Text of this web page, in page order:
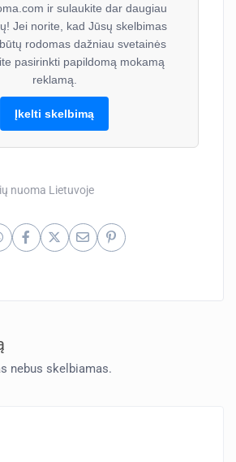
ir sulaukite dar daugiau
Jei norite, kad Jūsų skelbimas
rodomas dažniau svetainės
pasirinkti papildomą mokamą
reklamą.
Įkelti skelbimą
nuoma Lietuvoje
nebus skelbiamas.